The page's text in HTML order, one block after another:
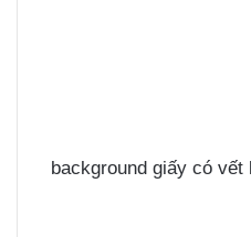
background giấy có vết